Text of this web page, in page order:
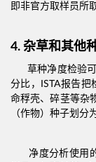
即非官方取样员所
4. 杂草和其他
草种净度检验可
分比，ISTA报告
命稃壳、碎茎等杂
（作物）种子划分
净度分析使用的